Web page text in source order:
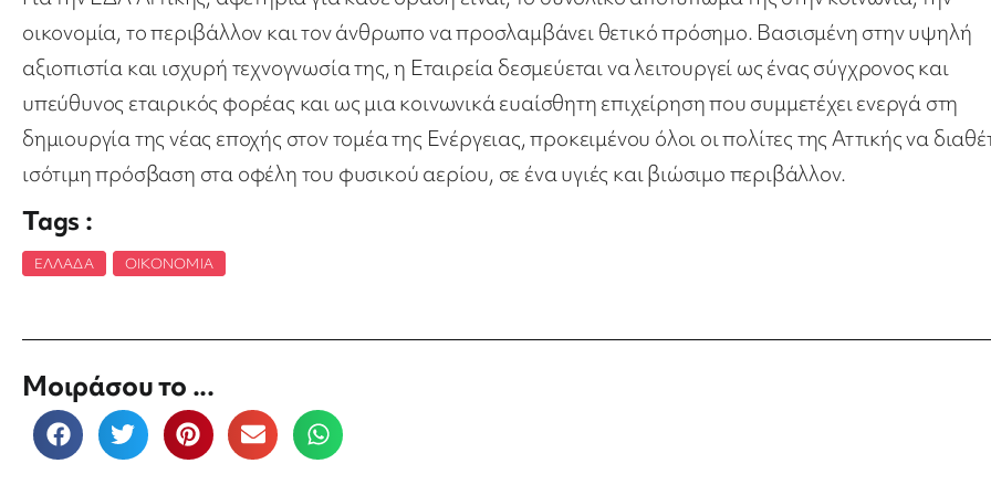
οικονομία, το περιβάλλον και τον άνθρωπο να προσλαμβάνει θετικό πρόσημο. Βασισμένη στην υψηλή
αξιοπιστία και ισχυρή τεχνογνωσία της, η Εταιρεία δεσμεύεται να λειτουργεί ως ένας σύγχρονος και
υπεύθυνος εταιρικός φορέας και ως μια κοινωνικά ευαίσθητη επιχείρηση που συμμετέχει ενεργά στη
δημιουργία της νέας εποχής στον τομέα της Ενέργειας, προκειμένου όλοι οι πολίτες της Αττικής να
ισότιμη πρόσβαση στα οφέλη του φυσικού αερίου, σε ένα υγιές και βιώσιμο περιβάλλον.
Tags :
ΕΛΛΆΔΑ ΟΙΚΟΝΟΜΊΑ
Μοιράσου το ...